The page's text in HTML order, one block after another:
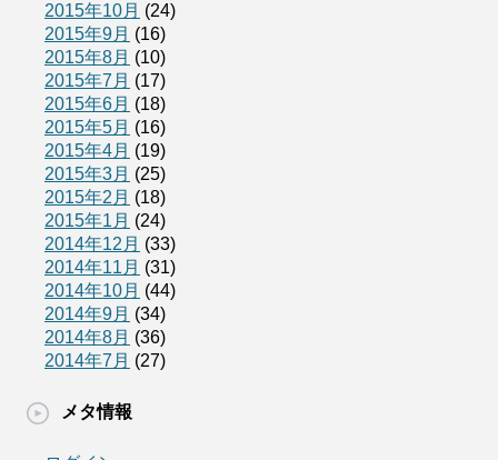
2015年10月 (24)
2015年9月 (16)
2015年8月 (10)
2015年7月 (17)
2015年6月 (18)
2015年5月 (16)
2015年4月 (19)
2015年3月 (25)
2015年2月 (18)
2015年1月 (24)
2014年12月 (33)
2014年11月 (31)
2014年10月 (44)
2014年9月 (34)
2014年8月 (36)
2014年7月 (27)
メタ情報